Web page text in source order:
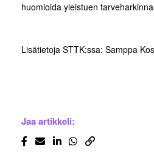
huomioida yleistuen
Lisätietoja STTK:ssa: Samppa
Jaa artikkeli: